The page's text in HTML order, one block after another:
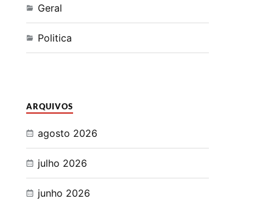
Geral
Politica
ARQUIVOS
agosto 2026
julho 2026
junho 2026